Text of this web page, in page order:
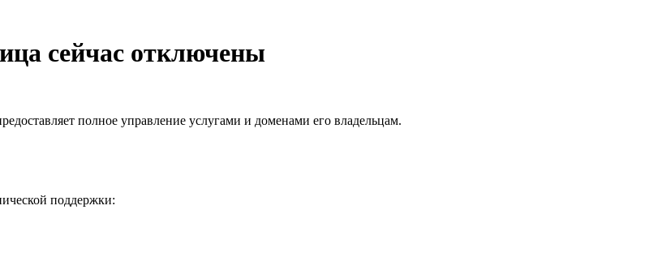
сейчас отключены
полное управление услугами и доменами его владельцам.
поддержки: